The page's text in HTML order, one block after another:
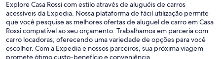
Explore Casa Rossi com estilo através de aluguéis de carros
acessíveis da Expedia. Nossa plataforma de fácil utilização permite
que você pesquise as melhores ofertas de aluguel de carro em Casa
Rossi compatível ao seu orçamento. Trabalhamos em parceria com
carro locadoras, oferecendo uma variedade de opções para você
escolher. Com a Expedia e nossos parceiros, sua próxima viagem
promete ótimo custo-benefício e conveniência.